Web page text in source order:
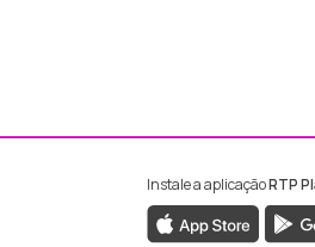
da RTP Madeira
da RTP
Instale a aplicaçãoRTP